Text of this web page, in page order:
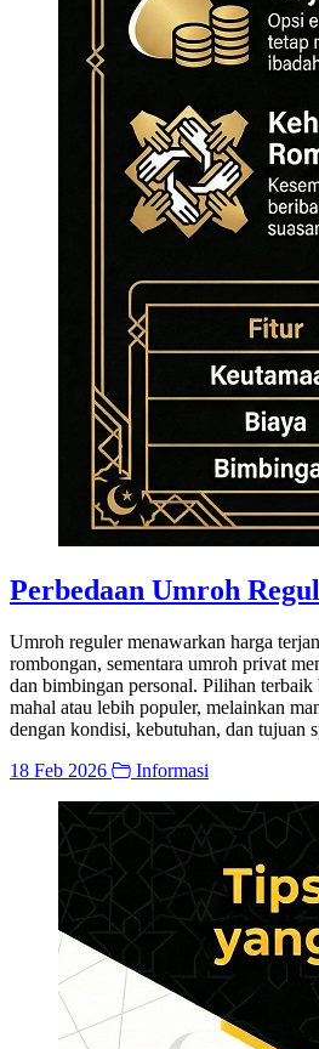
Perbedaan Umroh
Umroh reguler menawarkan harga
rombongan, sementara umroh privat
dan bimbingan personal. Pilihan
mahal atau lebih populer, melainkan
dengan kondisi, kebutuhan, dan tujuan
18 Feb 2026
Informasi